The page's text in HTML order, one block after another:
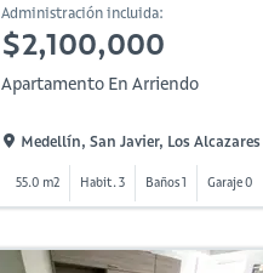
Administración incluida:
$2,100,000
Apartamento En Arriendo
Medellín, San Javier, Los Alcazares
55.0 m2 Habit. 3 Baños 1 Garaje 0